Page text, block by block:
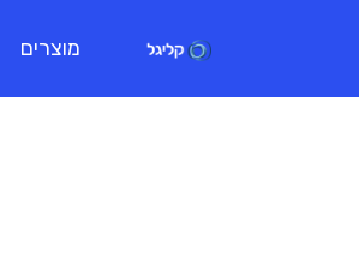
מוצרים